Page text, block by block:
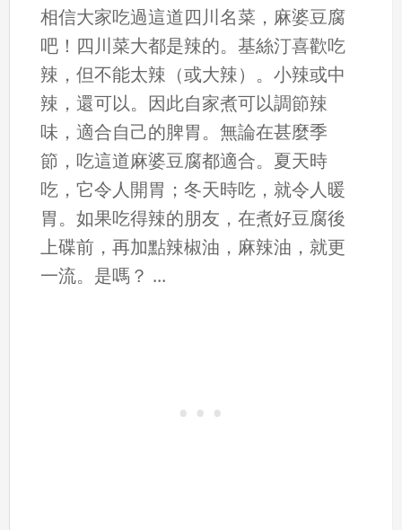
相信大家吃過這道四川名菜，麻婆豆腐
吧！四川菜大都是辣的。基絲汀喜歡吃
辣，但不能太辣（或大辣）。小辣或中
辣，還可以。因此自家煮可以調節辣
味，適合自己的脾胃。無論在甚麼季
節，吃這道麻婆豆腐都適合。夏天時
吃，它令人開胃；冬天時吃，就令人暖
胃。如果吃得辣的朋友，在煮好豆腐後
上碟前，再加點辣椒油，麻辣油，就更
一流。是嗎？ ...